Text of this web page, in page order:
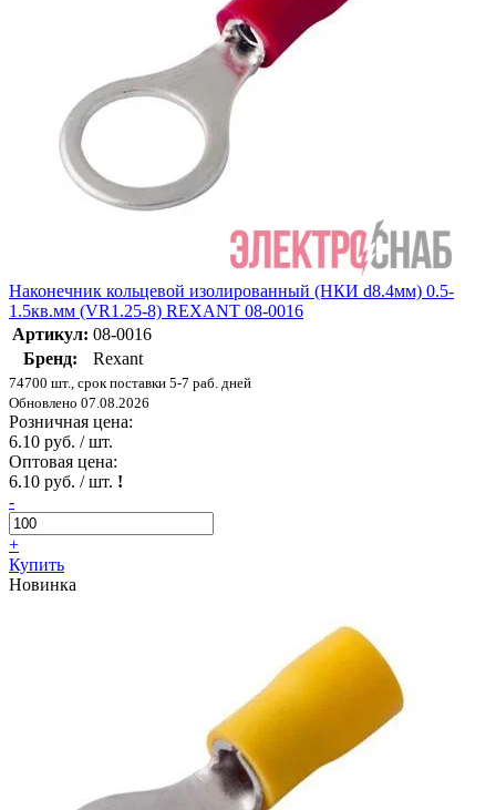
Наконечник кольцевой изолированный (НКИ d8.4мм) 0.5-
1.5кв.мм (VR1.25-8) REXANT 08-0016
Артикул: 08-0016
Бренд:
Rexant
74700 шт., срок поставки 5-7 раб. дней
Обновлено 07.08.2026
Розничная цена:
6.10 руб. / шт.
Оптовая цена:
6.10 руб. / шт. !
-
+
Купить
Новинка